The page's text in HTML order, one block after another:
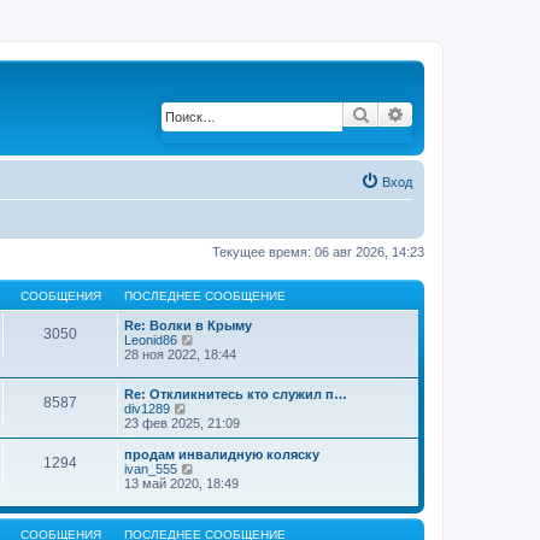
Поиск
Вход
Текущее время: 06 авг 2026, 14:23
СООБЩЕНИЯ ПОСЛЕДНЕЕ СООБЩЕНИЕ
3050
Re: Волки в Крыму
Leonid86
е
е
й
и
к
п
с
е
д
28 ноя 2022, 18:44
8587
Re: Откликнитесь кто служил п…
div1289
е
р
е
й
т
к
п
23 фев 2025, 21:09
1294
продам инвалидную коляску
ivan_555
е
е
13 май 2020, 18:49
СООБЩЕНИЯ ПОСЛЕДНЕЕ СООБЩЕНИЕ